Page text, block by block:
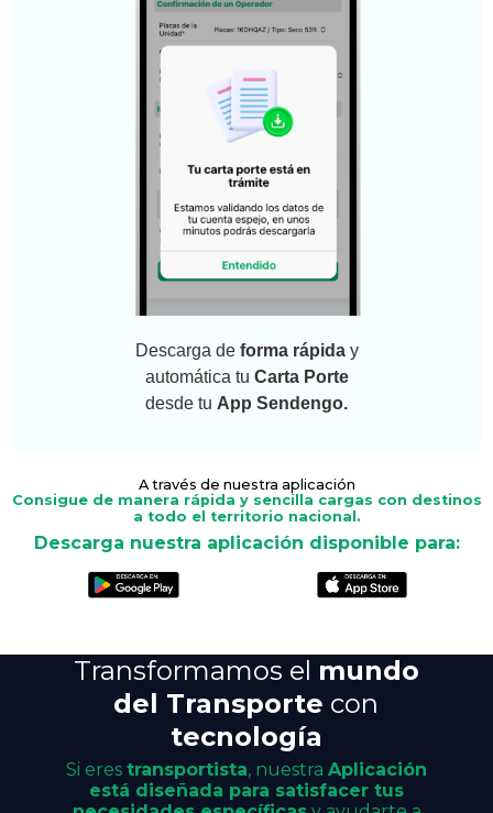
Descarga de forma rápiday
automática tu Carta Porte
desde tu App Sendengo.
A través de nuestra aplicación
Consigue de manera rápida y sencilla cargas con destinos
a todo el territorio nacional.
Descarga nuestra aplicación disponible para:
Transformamos el mundo
del Transporte con
tecnología
Si eres transportista, nuestra Aplicación
está diseñada para satisfacer tus